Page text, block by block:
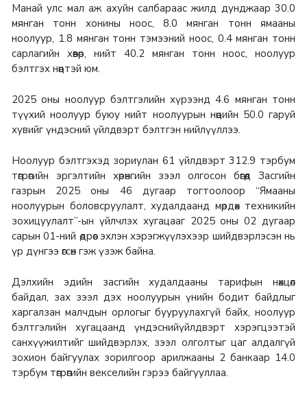
Манай улс мал аж ахуйн салбараас жилд дунджаар 30.0
мянган тонн хонины ноос, 8.0 мянган тонн ямааны
ноолуур, 1.8 мянган тонн тэмээний ноос, 0.4 мянган тонн
сарлагийн хөөвөр, нийт 40.2 мянган тонн ноос, ноолуур
бэлтгэх нөөцтэй юм.
2025 оны ноолуур бэлтгэлийн хүрээнд 4.6 мянган тонн
түүхий ноолуур буюу нийт ноолуурын нөөцийн 50.0 гаруй
хувийг үндэсний үйлдвэрт бэлтгэн нийлүүллээ.
Ноолуур бэлтгэхэд зориулан 61 үйлдвэрт 312.9 тэрбум
төгрөгийн эргэлтийн хөрөнгийн зээл олгосон бөгөөд Засгийн
газрын 2025 оны 46 дугаар тогтоолоор “Ямааны
ноолуурын боловсруулалт, худалдаанд мөрдөх техникийн
зохицуулалт”-ын үйлчлэх хугацааг 2025 оны 02 дугаар
сарын 01-ний өдрөөс эхлэн хэрэгжүүлэхээр шийдвэрлэсэн нь
үр дүнгээ өгсөн гэж үзэж байна.
Дэлхийн эдийн засгийн худалдааны тарифын нөхцөл
байдал, зах зээл дэх ноолуурын үнийн бодит байдлыг
харгалзан малчдын орлогыг бууруулахгүй байх, ноолуур
бэлтгэлийн хугацаанд үндэснийүйлдвэрт хэрэгцээтэй
санхүүжилтийг шийдвэрлэх, зээл олголтыг цаг алдалгүй
зохион байгуулах зорилгоор арилжааны 2 банкаар 14.0
тэрбум төгрөгийн векселийн гэрээ байгууллаа.